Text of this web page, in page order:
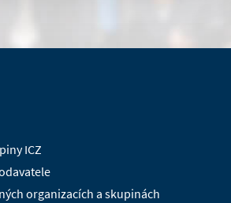
ICZ
organizacích a skupinách